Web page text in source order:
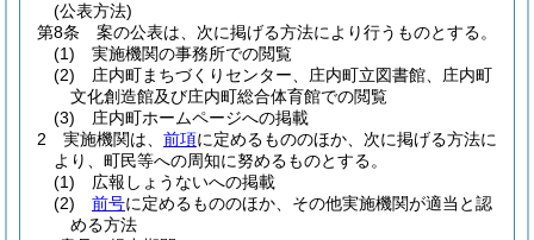
(公表方法)
第8条
案の公表は、次に掲げる方法により行うものとする。
(1)
実施機関の事務所での閲覧
(2)
庄内町まちづくりセンター、庄内町立図書館、庄内町
文化創造館及び庄内町総合体育館での閲覧
(3)
庄内町ホームページへの掲載
2
実施機関は、 前項に定めるもののほか、次に掲げる方法に
より、町民等への周知に努めるものとする。
(1)
広報しょうないへの掲載
(2)
前号に定めるもののほか、その他実施機関が適当と認
める方法